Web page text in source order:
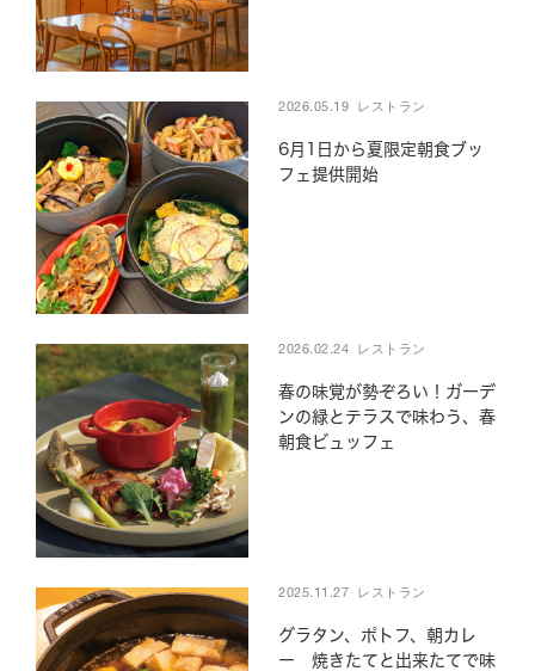
News & Topics
施設紹介
CAMP
アクセス情報
駐車場情報
周辺観光
Google map
お問い合わせ
Q&A
Facebook
LINE (The Day Osaka)
Tripadvisor
LINE (The Day BBQ
YouTube
X
ご予約はこちら
2026.05.19 レストラン
6月1日から夏限定朝食ブッ
フェ提供開始
2026.02.24 レストラン
春の味覚が勢ぞろい！ガーデ
ンの緑とテラスで味わう、春
朝食ビュッフェ
2025.11.27 レストラン
グラタン、ポトフ、朝カレ
ー 焼きたてと出来たてで味